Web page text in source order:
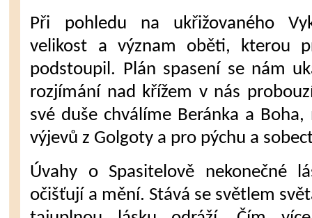
Při pohledu na ukřižovaného
velikost a význam oběti, kterou
podstoupil. Plán spasení se nám
rozjímání nad křížem v nás
své duše chválíme Beránka a
výjevů z Golgoty a pro pýchu a
Úvahy o Spasitelově nekonečné
očišťují a mění. Stává se světlem